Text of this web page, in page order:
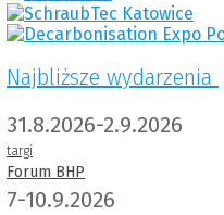
Najbliższe wydarzenia
31.8.2026-2.9.2026
targi
Forum BHP
7-10.9.2026